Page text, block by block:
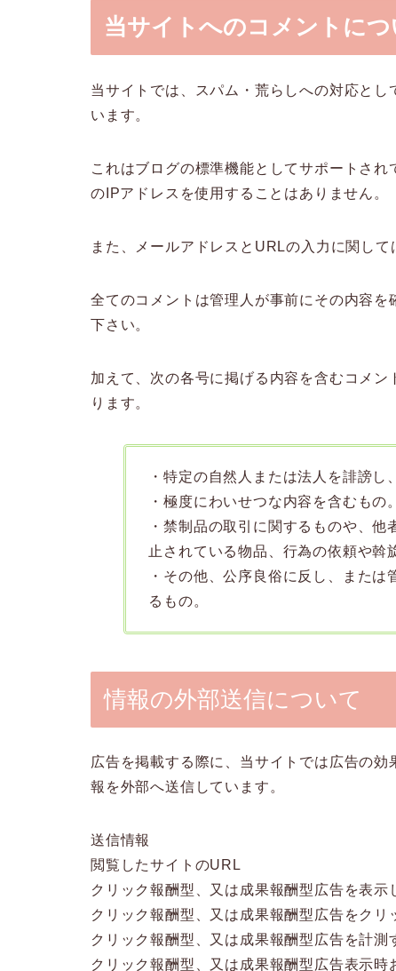
当サイトへのコメントにつ
当サイトでは、スパム・荒らしへの対応と
います。
これはブログの標準機能としてサポートさ
のIPアドレスを使用することはありません。
また、メールアドレスとURLの入力に関して
全てのコメントは管理人が事前にその内容
下さい。
加えて、次の各号に掲げる内容を含むコメ
ります。
・特定の自然人または法人を誹謗し
・極度にわいせつな内容を含むもの。
・禁制品の取引に関するものや、
止されている物品、行為の依頼や斡
・その他、公序良俗に反し、また
るもの。
情報の外部送信について
広告を掲載する際に、当サイトでは広告の
報を外部へ送信しています。
送信情報
閲覧したサイトのURL
クリック報酬型、又は成果報酬型広告を表示
クリック報酬型、又は成果報酬型広告をクリ
クリック報酬型、又は成果報酬型広告を計測
クリック報酬型、又は成果報酬型広告表示